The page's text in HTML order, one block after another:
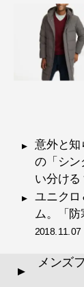
意外と知
の「シン
い分け
ユニクロ
ム。「
2018.11.07
▲
メンズ